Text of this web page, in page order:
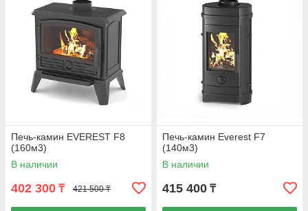
Печь-камин EVEREST F8
(160м3)
В наличии
402 300 ₸ 421 500 ₸
Печь-камин Everest F7
(140м3)
В наличии
415 400 ₸